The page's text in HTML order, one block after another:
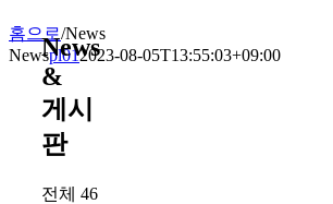
홈으로/News
Newspl012023-08-05T13:55:03+09:00
News
&
게시
판
전체 46